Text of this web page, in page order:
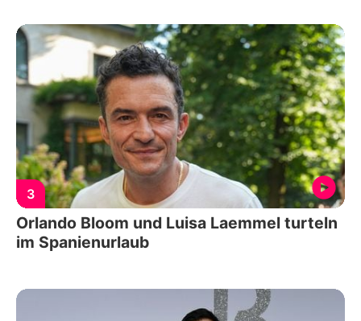
3
Orlando Bloom und Luisa Laemmel turteln
im Spanienurlaub